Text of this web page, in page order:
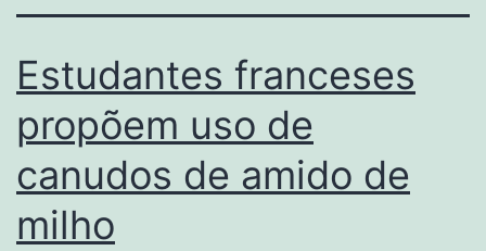
Estudantes franceses
propõem uso de
canudos de amido de
milho